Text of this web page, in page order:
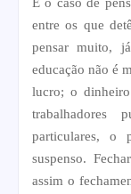
entre os que
pensar muito,
educação não é
lucro; o
trabalhadores
particulares, o
suspenso.
assim o